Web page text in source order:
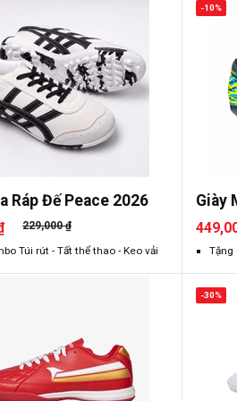
Ráp Đế Peace 2026
229,000 ₫
Túi rút - Tất thể thao - Keo vải
Giày
-10%
Tặng
-30%